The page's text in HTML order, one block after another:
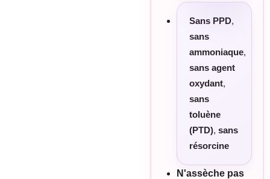
Sans PPD,
sans
ammoniaque,
sans agent
oxydant,
sans
toluène
(PTD), sans
résorcine
N'assèche pas